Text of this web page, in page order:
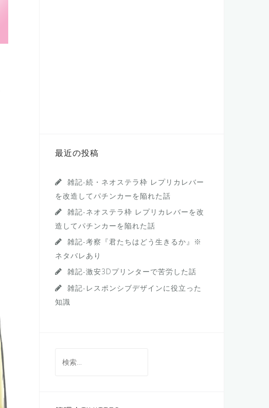
最近の投稿
雑記-続・ネオステラ枠 レプリカレバー
を改造してパチンカーを陥れた話
雑記-ネオステラ枠 レプリカレバーを改
造してパチンカーを陥れた話
雑記-考察『君たちはどう生きるか』※
ネタバレあり
雑記-激安3Dプリンターで苦労した話
雑記-レスポンシブデザインに役立った
知識
索: